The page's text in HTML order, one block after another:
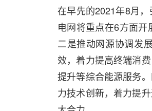
在早先的2021年8月
电网将重点在6方面开
二是推动网源协调发
效，着力提高终端消
提升等综合能源服务
力技术创新，着力提